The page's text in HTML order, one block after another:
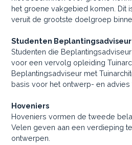
het groene vakgebied komen. Dit
veruit de grootste doelgroep
Studenten Beplantingsadviseur
Studenten die
voor een vervolg opleiding
Beplantingsadviseur met
basis voor het ontwerp- en advies
Hoveniers
Hoveniers vormen de tweede
Velen geven aan een verdieping
ontwerpen.